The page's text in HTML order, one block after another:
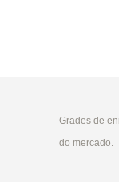
Grades de
do mercado.